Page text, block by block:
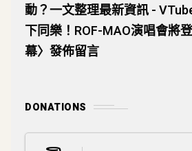
動？一文整理最新資訊 -
下同樂！ROF-MAO演唱會將
幕〉發佈留言
DONATIONS